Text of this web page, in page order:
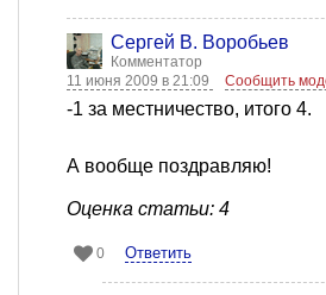
Сергей В. Воробьев
Комментатор
11 июня 2009 в 21:09
Сообщить
-1 за местничество, итого 4.
А вообще поздравляю!
Оценка статьи: 4
0 Ответить